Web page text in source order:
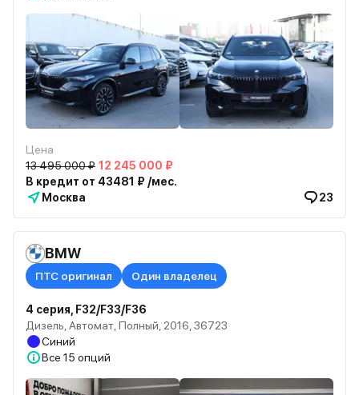
Цена
13 495 000 ₽ 12 245 000 ₽
В кредит от 43481 ₽ /мес.
Москва
23
BMW
ПТС оригинал Один владелец
4 серия, F32/F33/F36
Дизель, Автомат, Полный, 2016, 36723
Синий
Все 15 опций